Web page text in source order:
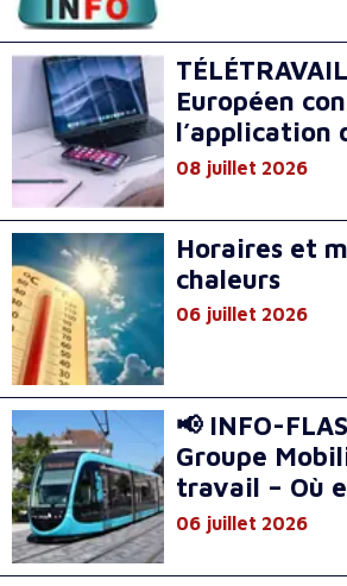
Européen
l’application
nationaux
08 juillet 2026
Horaires et
chaleurs
06 juillet 2026
📢 INFO-
Groupe
travail – Où
nous à mi-
06 juillet 2026